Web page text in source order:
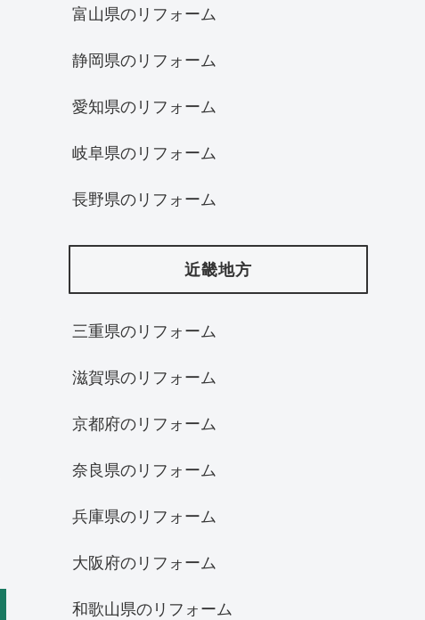
富山県のリフォーム
静岡県のリフォーム
愛知県のリフォーム
岐阜県のリフォーム
長野県のリフォーム
近畿地方
三重県のリフォーム
滋賀県のリフォーム
京都府のリフォーム
奈良県のリフォーム
兵庫県のリフォーム
大阪府のリフォーム
和歌山県のリフォーム